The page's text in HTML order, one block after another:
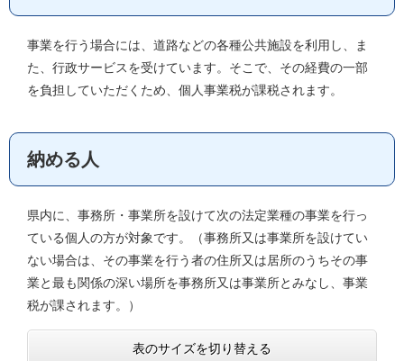
事業を行う場合には、道路などの各種公共施設を利用し、ま
た、行政サービスを受けています。そこで、その経費の一部
を負担していただくため、個人事業税が課税されます。
納める人
県内に、事務所・事業所を設けて次の法定業種の事業を行っ
ている個人の方が対象です。（事務所又は事業所を設けてい
ない場合は、その事業を行う者の住所又は居所のうちその事
業と最も関係の深い場所を事務所又は事業所とみなし、事業
税が課されます。）
表のサイズを切り替える